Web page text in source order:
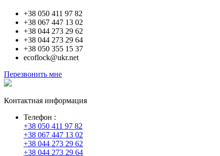
+38 050 411 97 82
+38 067 447 13 02
+38 044 273 29 62
+38 044 273 29 64
+38 050 355 15 37
ecoflock@ukr.net
Перезвонить мне
Контактная информация
Телефон :
+38 050 411 97 82
+38 067 447 13 02
+38 044 273 29 62
+38 044 273 29 64